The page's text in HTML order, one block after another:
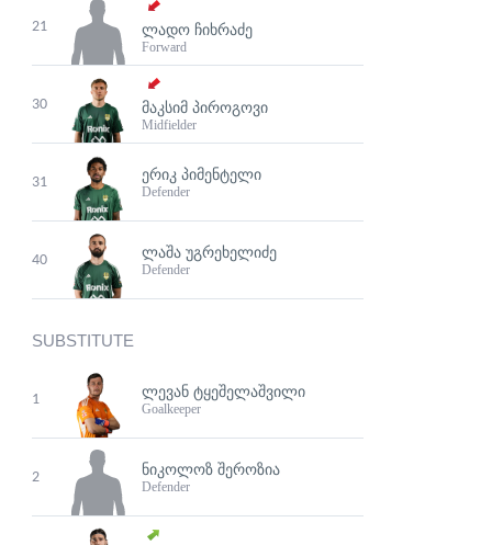
21 ᲚᲐᲓᲝ ᲩᲘᲮᲠᲐᲫᲔ
Forward
30 ᲛᲐᲙᲡᲘᲛ ᲞᲘᲠᲝᲒᲝᲕᲘ
Midfielder
31 ᲔᲠᲘᲙ ᲞᲘᲛᲔᲜᲢᲔᲚᲘ
Defender
40 ᲚᲐᲨᲐ ᲣᲒᲠᲔᲮᲔᲚᲘᲫᲔ
Defender
SUBSTITUTE
1 ᲚᲔᲕᲐᲜ ᲢᲧᲔᲨᲔᲚᲐᲨᲕᲘᲚᲘ
Goalkeeper
2 ᲜᲘᲙᲝᲚᲝᲖ ᲨᲔᲠᲝᲖᲘᲐ
Defender